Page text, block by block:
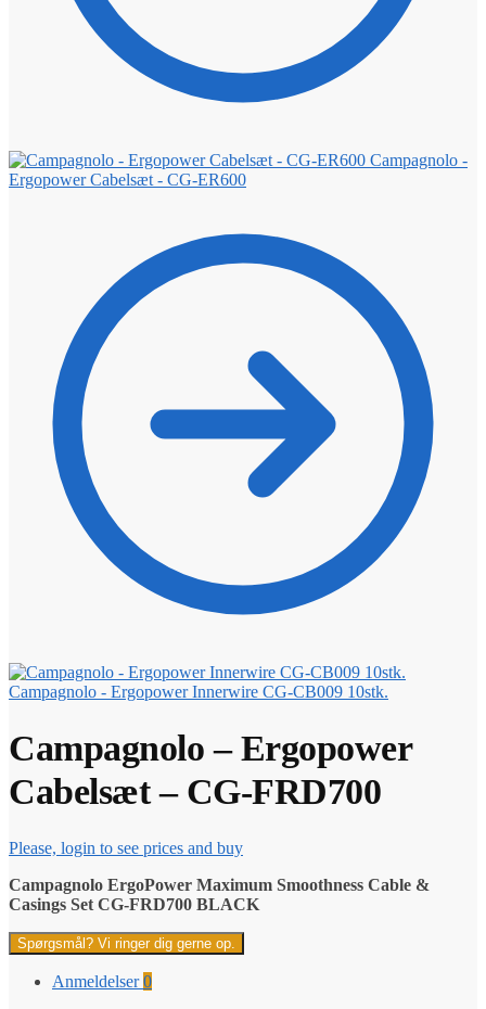
Campagnolo -
Ergopower Cabelsæt - CG-ER600
Campagnolo - Ergopower Innerwire CG-CB009 10stk.
Campagnolo – Ergopower
Cabelsæt – CG-FRD700
Please, login to see prices and buy
Campagnolo ErgoPower Maximum Smoothness Cable &
Casings Set CG-FRD700 BLACK
Spørgsmål? Vi ringer dig gerne op.
Anmeldelser0